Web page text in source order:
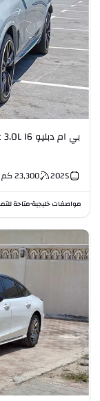
بي ام دبليو X5 XDrive 40i M Sport 3.0L I6
2025
23,300كم
مواصفات خليجية•متاحة